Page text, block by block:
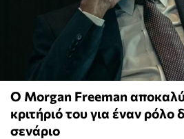
Ο Morgan Freeman
κριτήριό του για έναν ρόλο
σενάριο